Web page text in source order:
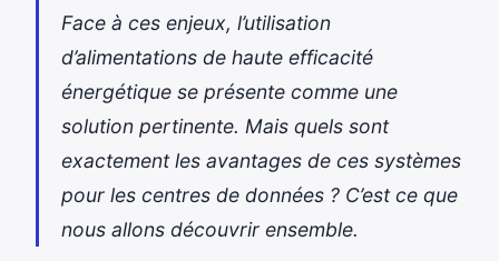
Face à ces enjeux, l’utilisation
d’alimentations de haute efficacité
énergétique se présente comme une
solution pertinente. Mais quels sont
exactement les avantages de ces systèmes
pour les centres de données ? C’est ce que
nous allons découvrir ensemble.